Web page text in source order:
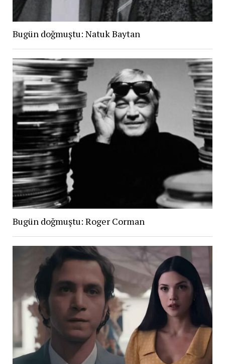
Bugün doğmuştu: Natuk Baytan
Bugün doğmuştu: Roger Corman